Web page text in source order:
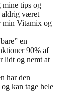
mine tips og
aldrig været
min Vitamix og
en
90% af
lidt og nemt at
har den
kan tage hele